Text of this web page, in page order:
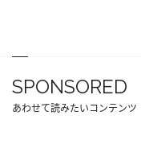
SPONSORED
あわせて読みたいコンテンツ